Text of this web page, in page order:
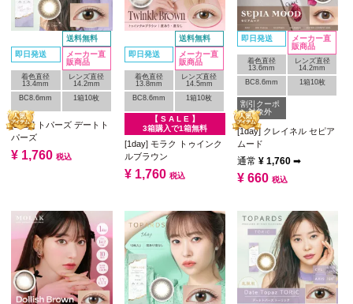
送料無料
即日発送
メーカー直
販商品
着色直径
13.4mm
レンズ直径
14.2mm
BC8.6mm
1箱10枚
[1day] トパーズ デートト
パーズ
¥ 1,760 税込
送料無料
即日発送
メーカー直
販商品
着色直径
13.8mm
レンズ直径
14.5mm
BC8.6mm
1箱10枚
【 S A L E 】
3箱購入で1箱無料
[1day] モラク トゥインク
ルブラウン
¥ 1,760 税込
即日発送
メーカー直
販商品
着色直径
13.6mm
レンズ直径
14.2mm
BC8.6mm
1箱10枚
割引クーポ
ン対象外
[1day] クレイネル セピア
ムード
通常 ¥ 1,760 ➡
¥ 660 税込